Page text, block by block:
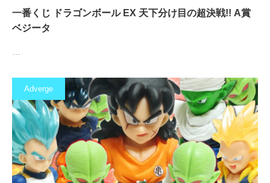
一番くじ ドラゴンボール EX 天下分け目の超決戦!! A賞
ベジータ
Adverge